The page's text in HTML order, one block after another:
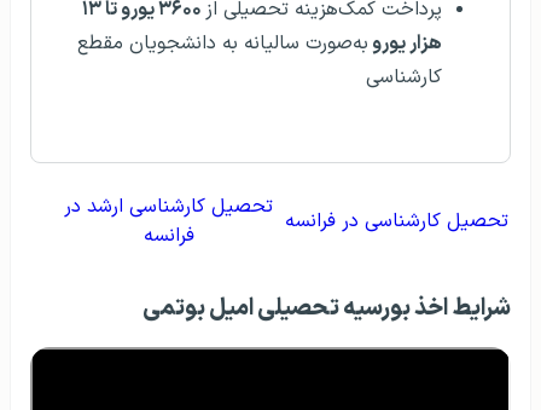
پرداخت کمک‌هزینه تحصیلی از
۳۶۰۰ یورو تا ۱۳
هزار یورو به‌صورت سالیانه به دانشجویان مقطع
کارشناسی
تحصیل کارشناسی در فرانسه تحصیل کارشناسی ارشد در
فرانسه
شرایط اخذ بورسیه تحصیلی امیل بوتمی